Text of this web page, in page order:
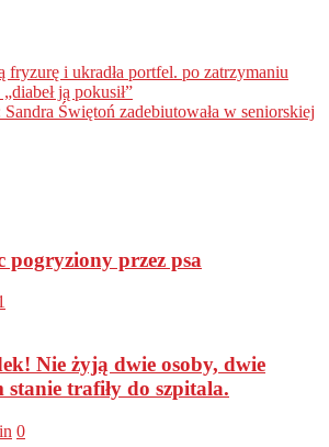
fryzurę i ukradła portfel. po zatrzymaniu
ją pokusił”
Świętoń zadebiutowała w seniorskiej
pogryziony przez psa
Nie żyją dwie osoby, dwie
stanie trafiły do szpitala.
0